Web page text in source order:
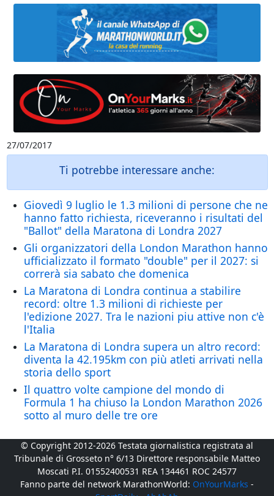
27/07/2017
Ti potrebbe interessare anche:
Giovedì 9 luglio le 1.3 milioni di persone che ne
hanno fatto richiesta, riceveranno i risultati del
"Ballot" della Maratona di Londra 2027
Gli organizzatori della London Marathon hanno
ufficializzato il formato "double" per il 2027: si
correrà sia sabato che domenica
La Maratona di Londra continua a stabilire
record: oltre 1.3 milioni di richieste per
l'edizione 2027. Tra le nazioni piu attive non c'è
l'Italia
La Maratona di Londra supera un altro record:
diventa la 42.195km con più atleti arrivati nella
storia dello sport
Il quattro volte campione del mondo di
Formula 1 ha chiuso la London Marathon 2026
sotto al muro delle tre ore
© Copyright 2012-2026 Testata giornalistica registrata al
Tribunale di Grosseto n° 6/13 Direttore responsabile Matteo
Moscati P.I. 01552400531 REA 134461 ROC 24577
Fanno parte del network MarathonWorld: OnYourMarks -